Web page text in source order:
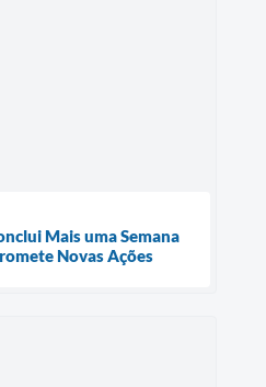
Mais uma Semana
Novas Ações